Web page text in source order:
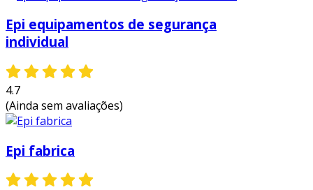
Epi equipamentos de segurança
individual
4.7
(Ainda sem avaliações)
Epi fabrica